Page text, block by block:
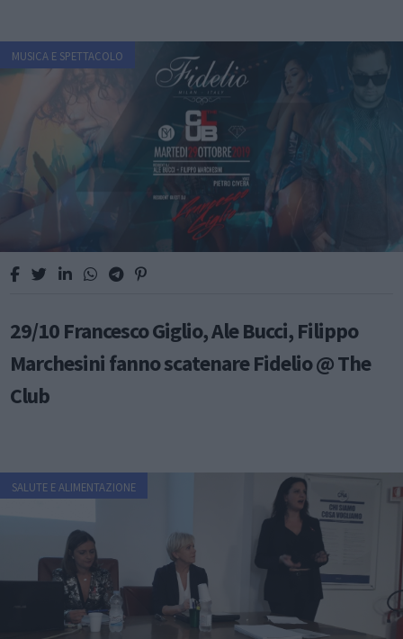
MUSICA E SPETTACOLO
29/10 Francesco Giglio, Ale Bucci, Filippo
Marchesini fanno scatenare Fidelio @ The
Club
SALUTE E ALIMENTAZIONE